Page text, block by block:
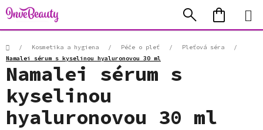
Přejít
na
obsah
Hledat
KOŠÍK
Domů/ Kosmetika a hygiena / Péče o pleť / Pleťová séra
/
Namalei sérum s kyselinou hyaluronovou 30 ml
Namalei sérum s
kyselinou
hyaluronovou 30 ml